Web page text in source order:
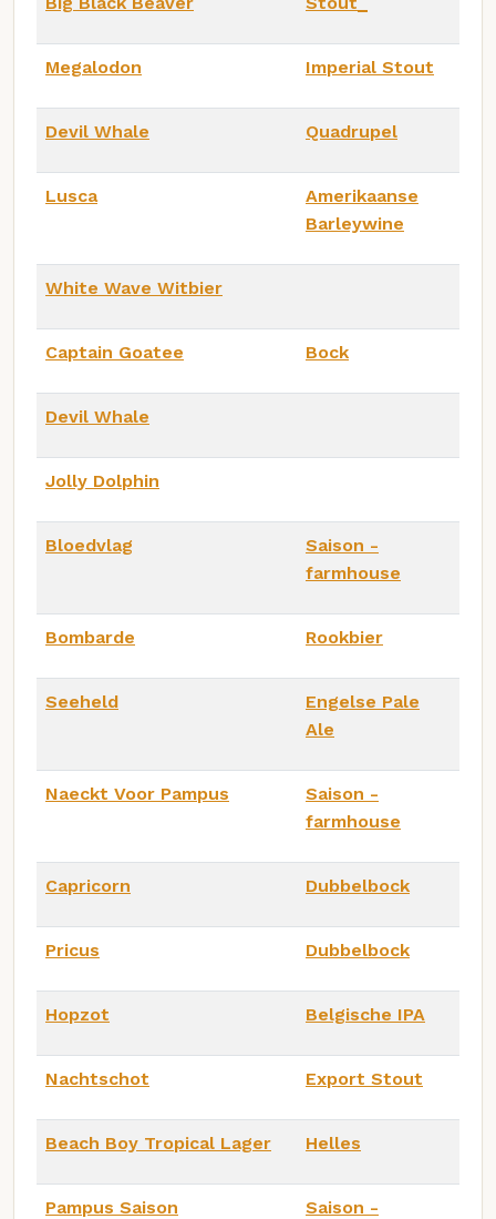
Megalodon Imperial Stout
Devil Whale Quadrupel
Lusca
Amerikaanse
Barleywine
White Wave Witbier
Captain Goatee Bock
Devil Whale
Jolly Dolphin
Bloedvlag
Saison -
farmhouse
Bombarde Rookbier
Seeheld
Engelse Pale
Ale
Naeckt Voor Pampus
Saison -
farmhouse
Capricorn Dubbelbock
Pricus Dubbelbock
Hopzot Belgische IPA
Nachtschot Export Stout
Beach Boy Tropical Lager Helles
Pampus Saison
Saison -